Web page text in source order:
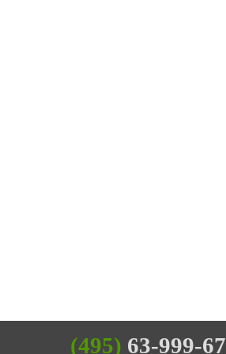
(495) 63-999-67